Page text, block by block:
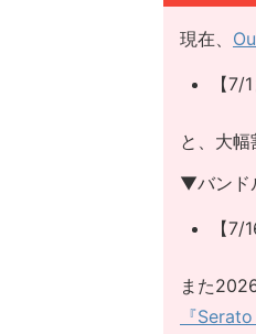
現在、
【7/
と、大幅
▼バンド
【7/
また
『